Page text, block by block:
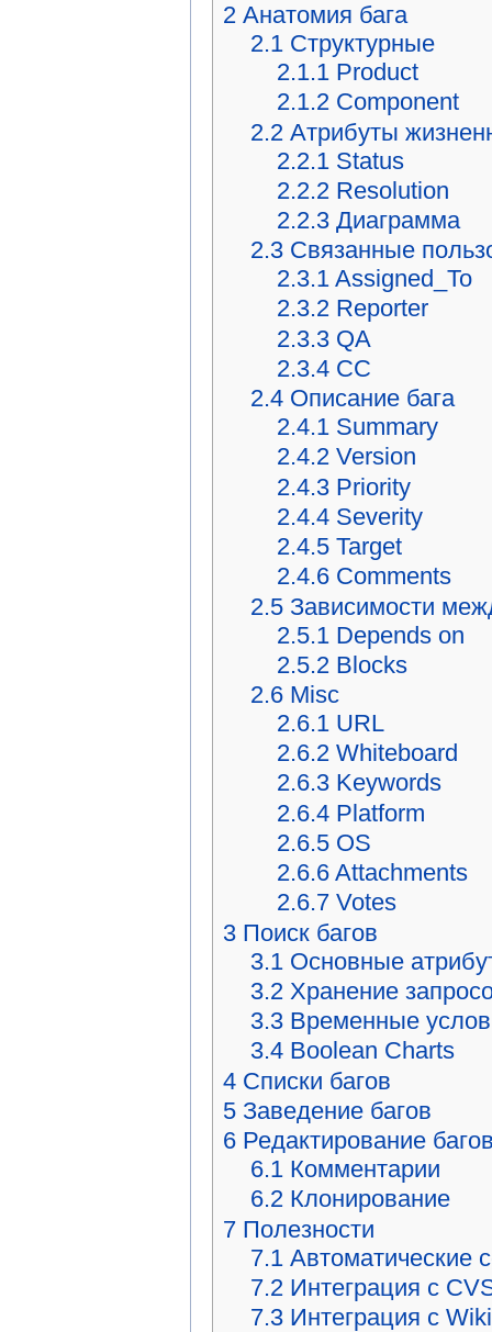
2 Анатомия бага
2.1 Структурные
2.1.1 Product
2.1.2 Component
2.2 Атрибуты
2.2.1 Status
2.2.2 Resolution
2.2.3 Диаграмма
2.3 Связанные
2.3.1 Assigned_To
2.3.2 Reporter
2.3.3 QA
2.3.4 CC
2.4 Описание бага
2.4.1 Summary
2.4.2 Version
2.4.3 Priority
2.4.4 Severity
2.4.5 Target
2.4.6 Comments
2.5 Зависимости
2.5.1 Depends on
2.5.2 Blocks
2.6 Misc
2.6.1 URL
2.6.2 Whiteboard
2.6.3 Keywords
2.6.4 Platform
2.6.5 OS
2.6.6 Attachments
2.6.7 Votes
3 Поиск багов
3.1 Основные
3.2 Хранение
3.3 Временные
3.4 Boolean Charts
4 Списки багов
5 Заведение багов
6 Редактирование
6.1 Комментарии
6.2 Клонирование
7 Полезности
7.1 Автоматические
7.2 Интеграция с
7.3 Интеграция с Wiki